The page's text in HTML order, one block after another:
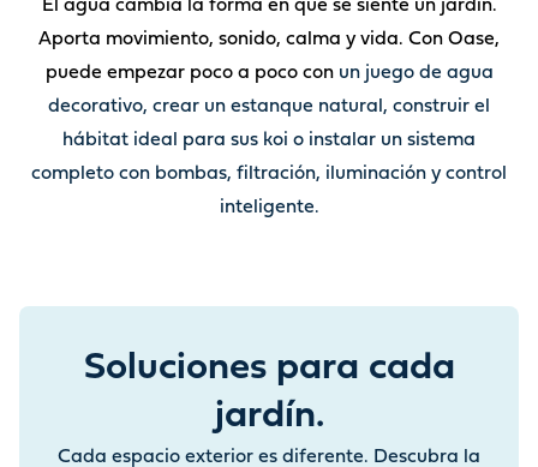
El agua cambia la forma en que se siente un jardín.
Aporta movimiento, sonido, calma y vida. Con Oase,
puede empezar poco a poco con un juego de agua
decorativo, crear un estanque natural, construir el
hábitat ideal para sus koi o instalar un sistema
completo con bombas, filtración, iluminación y control
inteligente.
Soluciones para cada
jardín.
Cada espacio exterior es diferente. Descubra la